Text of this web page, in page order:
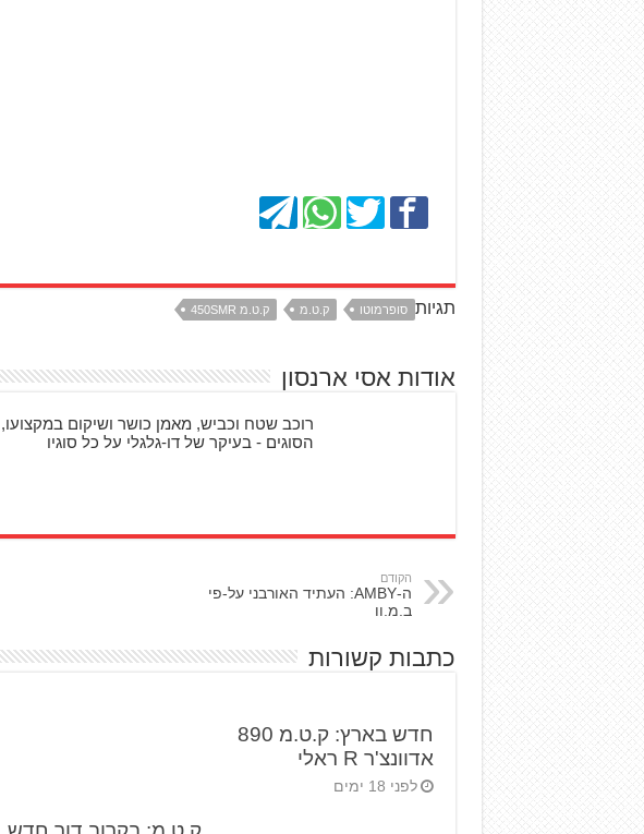
תגיות סופרמוטו ק.ט.מ ק.ט.מ 450SMR
אודות אסי ארנסון
רוכב שטח וכביש, מאמן כושר ושיקום
הסוגים - בעיקר של דו-גלגלי על כל סוגיו
הקודם
ה-AMBY: העתיד האורבני על-פי
ב.מ.וו
כתבות קשורות
חדש בארץ: ק.ט.מ 890
אדוונצ'ר R ראלי
לפני 18 ימים